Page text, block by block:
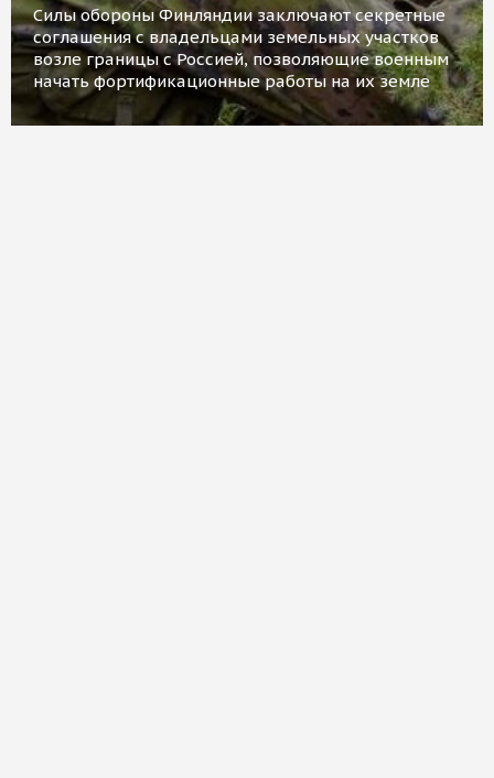
Силы обороны Финляндии заключают секретные
соглашения с владельцами земельных участков
возле границы с Россией, позволяющие военным
начать фортификационные работы на их земле